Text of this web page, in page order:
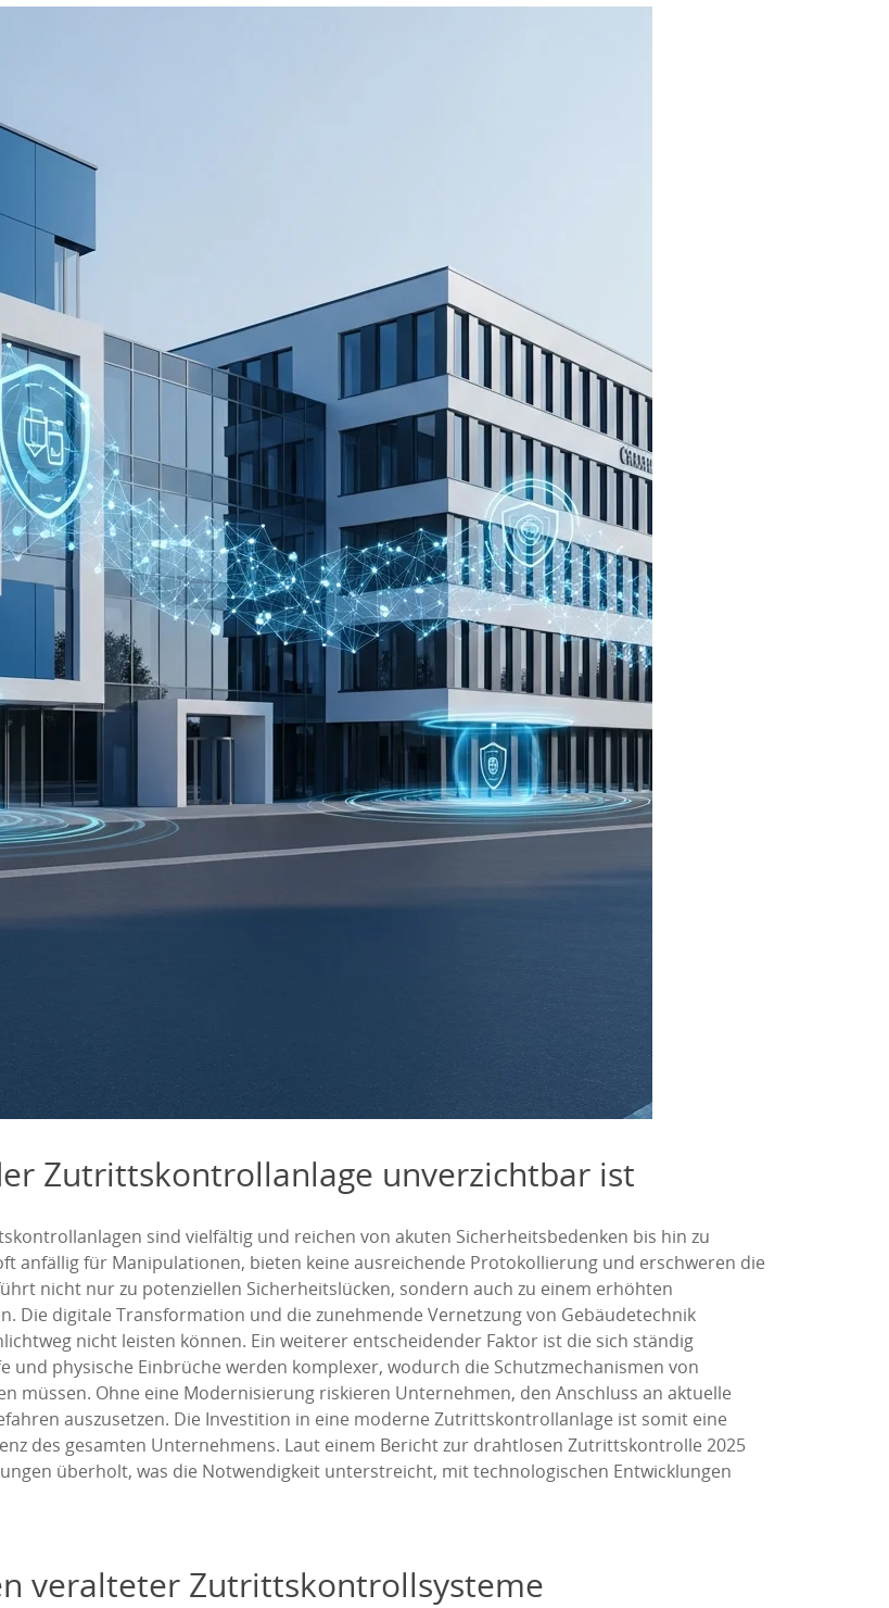
Zutrittskontrollanlage unverzichtbar ist
sind vielfältig und reichen von akuten Sicherheitsbedenken bis hin zu
anfällig für Manipulationen, bieten keine ausreichende Protokollierung und erschweren die
nicht nur zu potenziellen Sicherheitslücken, sondern auch zu einem erhöhten
Die digitale Transformation und die zunehmende Vernetzung von Gebäudetechnik
nicht leisten können. Ein weiterer entscheidender Faktor ist die sich ständig
physische Einbrüche werden komplexer, wodurch die Schutzmechanismen von
Ohne eine Modernisierung riskieren Unternehmen, den Anschluss an aktuelle
auszusetzen. Die Investition in eine moderne Zutrittskontrollanlage ist somit eine
des gesamten Unternehmens. Laut einem Bericht zur drahtlosen Zutrittskontrolle 2025
überholt, was die Notwendigkeit unterstreicht, mit technologischen Entwicklungen
veralteter Zutrittskontrollsysteme